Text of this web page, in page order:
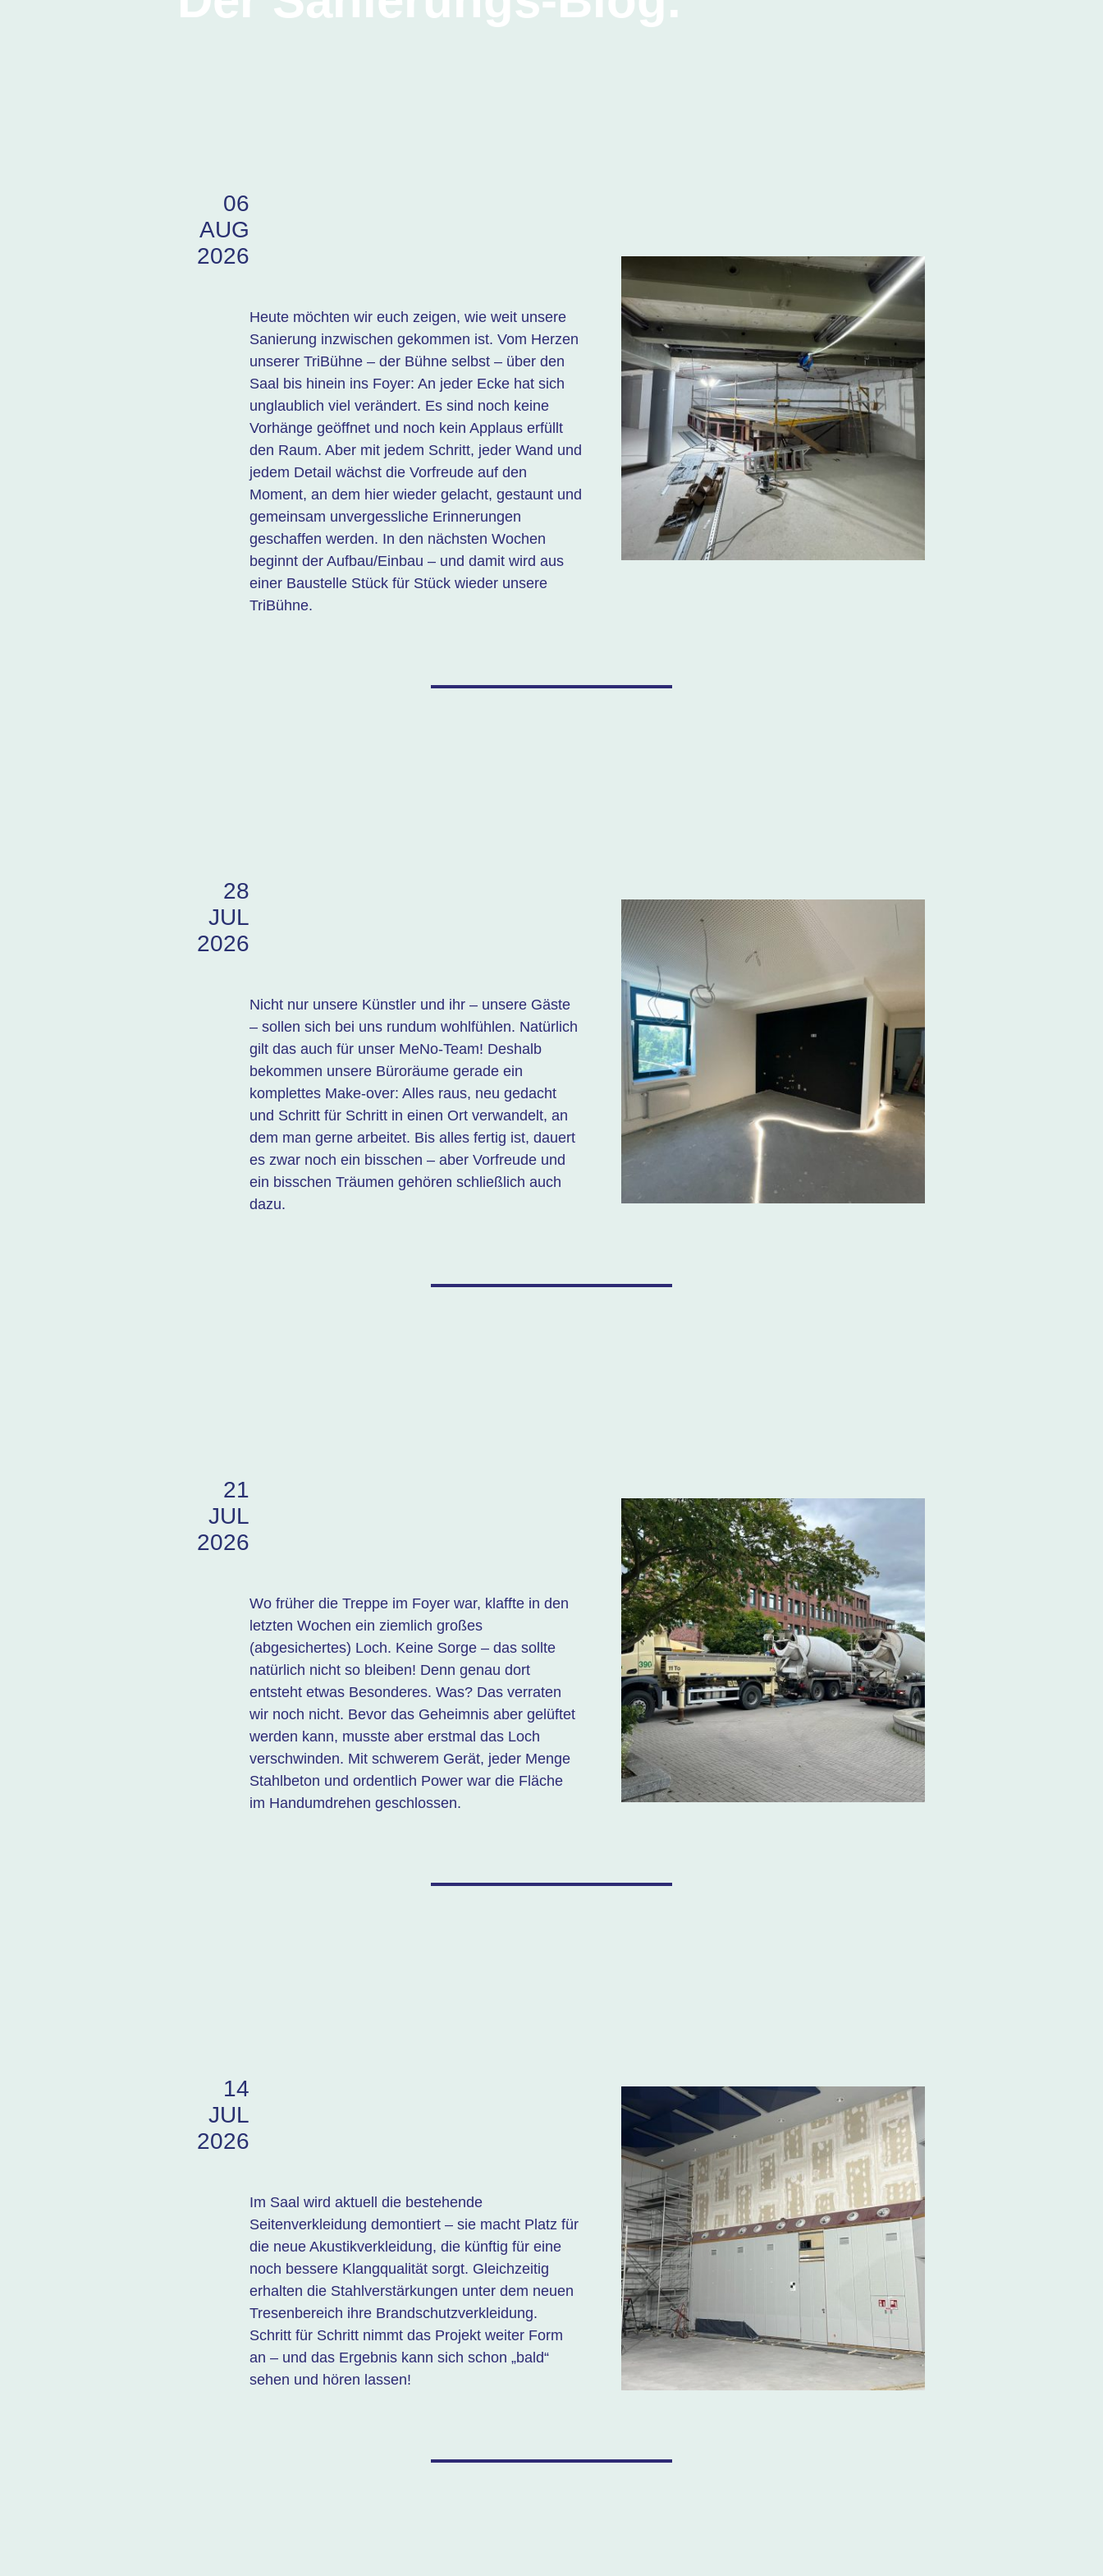
06
AUG
2026
Heute möchten wir euch zeigen, wie weit unsere
Sanierung inzwischen gekommen ist. Vom Herzen
unserer TriBühne – der Bühne selbst – über den
Saal bis hinein ins Foyer: An jeder Ecke hat sich
unglaublich viel verändert. Es sind noch keine
Vorhänge geöffnet und noch kein Applaus erfüllt
den Raum. Aber mit jedem Schritt, jeder Wand und
jedem Detail wächst die Vorfreude auf den
Moment, an dem hier wieder gelacht, gestaunt und
gemeinsam unvergessliche Erinnerungen
geschaffen werden. In den nächsten Wochen
beginnt der Aufbau/Einbau – und damit wird aus
einer Baustelle Stück für Stück wieder unsere
TriBühne.
28
JUL
2026
Nicht nur unsere Künstler und ihr – unsere Gäste
– sollen sich bei uns rundum wohlfühlen. Natürlich
gilt das auch für unser MeNo-Team! Deshalb
bekommen unsere Büroräume gerade ein
komplettes Make-over: Alles raus, neu gedacht
und Schritt für Schritt in einen Ort verwandelt, an
dem man gerne arbeitet. Bis alles fertig ist, dauert
es zwar noch ein bisschen – aber Vorfreude und
ein bisschen Träumen gehören schließlich auch
dazu.
21
JUL
2026
Wo früher die Treppe im Foyer war, klaffte in den
letzten Wochen ein ziemlich großes
(abgesichertes) Loch. Keine Sorge – das sollte
natürlich nicht so bleiben! Denn genau dort
entsteht etwas Besonderes. Was? Das verraten
wir noch nicht. Bevor das Geheimnis aber gelüftet
werden kann, musste aber erstmal das Loch
verschwinden. Mit schwerem Gerät, jeder Menge
Stahlbeton und ordentlich Power war die Fläche
im Handumdrehen geschlossen.
14
JUL
2026
Im Saal wird aktuell die bestehende
Seitenverkleidung demontiert – sie macht Platz für
die neue Akustikverkleidung, die künftig für eine
noch bessere Klangqualität sorgt. Gleichzeitig
erhalten die Stahlverstärkungen unter dem neuen
Tresenbereich ihre Brandschutzverkleidung.
Schritt für Schritt nimmt das Projekt weiter Form
an – und das Ergebnis kann sich schon „bald“
sehen und hören lassen!